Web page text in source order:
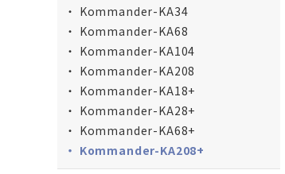
Kommander-KA34
Kommander-KA68
Kommander-KA104
Kommander-KA208
Kommander-KA18+
Kommander-KA28+
Kommander-KA68+
Kommander-KA208+